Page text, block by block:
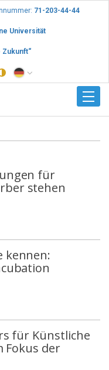
71-203-44-44
Universität
Zukunft“
für
stehen
kennen:
für Künstliche
Fokus der